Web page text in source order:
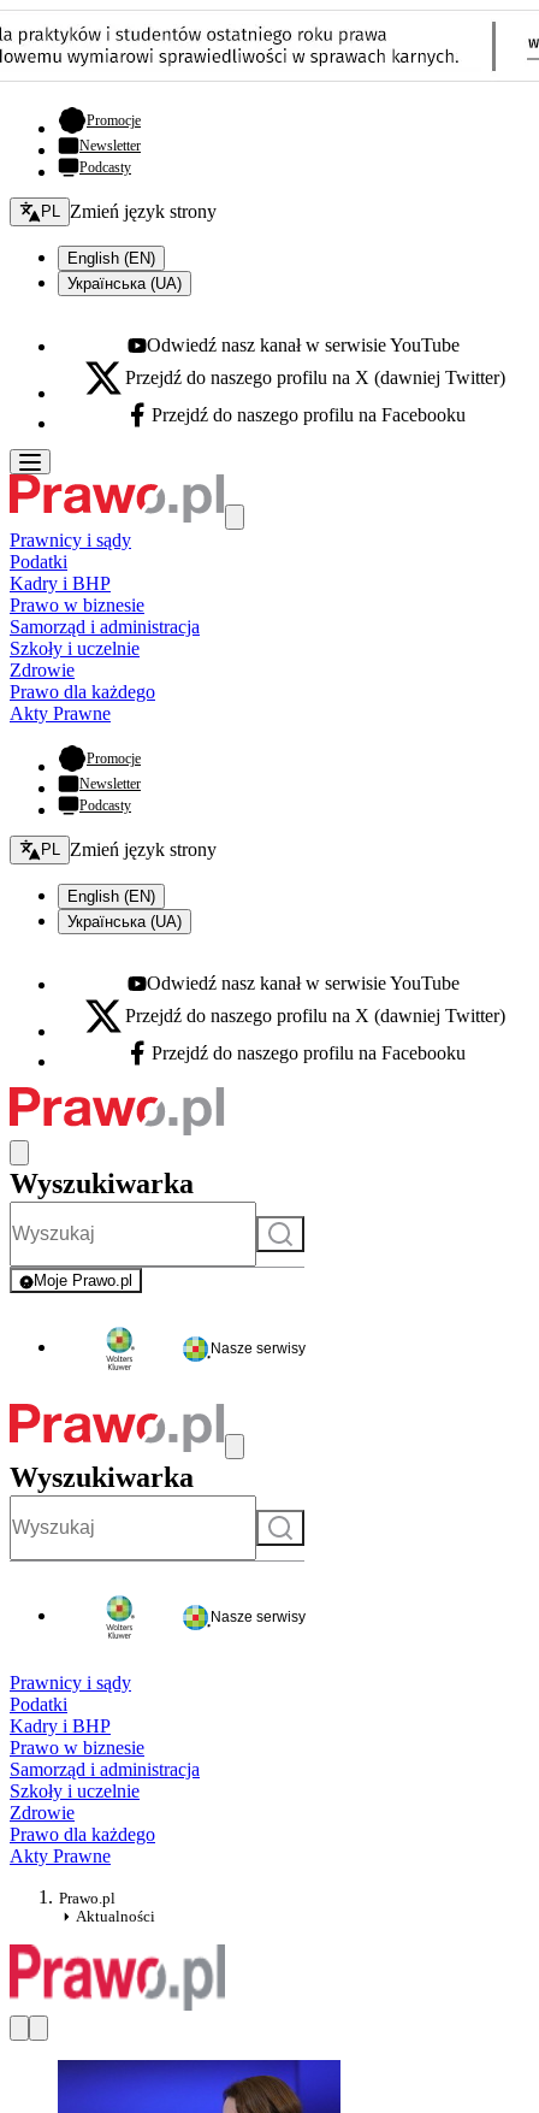
Promocje- otwiera się w nowej karcie
Newsletter
Podcasty
Zmień język - bieżący:
PL Zmień język strony
English (EN)
Українська (UA)
Youtube - otwiera się w nowej karcie
Odwiedź nasz kanał w serwisie YouTube
X - otwiera się w nowej karcie
Przejdź do naszego profilu na X (dawniej Twitter)
Facebook - otwiera się w nowej karcie
Przejdź do naszego profilu na Facebooku
Prawnicy i sądy
Podatki
Kadry i BHP
Prawo w biznesie
Samorząd i administracja
Szkoły i uczelnie
Zdrowie
Prawo dla każdego
Akty Prawne
Promocje- otwiera się w nowej karcie
Newsletter
Podcasty
Zmień język - bieżący:
PL Zmień język strony
English (EN)
Українська (UA)
Youtube - otwiera się w nowej karcie
Odwiedź nasz kanał w serwisie YouTube
X - otwiera się w nowej karcie
Przejdź do naszego profilu na X (dawniej Twitter)
Facebook - otwiera się w nowej karcie
Przejdź do naszego profilu na Facebooku
Wyszukiwarka
Szukaj
Moje Prawo.pl
- rejestracja i logowanie do serwisu
Nasze serwisy
Wyszukiwarka
Szukaj
Nasze serwisy
Prawnicy i sądy
Podatki
Kadry i BHP
Prawo w biznesie
Samorząd i administracja
Szkoły i uczelnie
Zdrowie
Prawo dla każdego
Akty Prawne
Prawo.pl
Aktualności